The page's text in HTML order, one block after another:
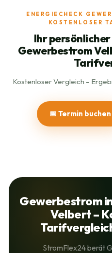
ENERGIECHECK
KOSTENLOSER
Ihr
Gewerbestrom
Kostenloser Vergleich –
📅 Termin buchen
Gewerbestrom
Velbert –
StromFlex24 berät